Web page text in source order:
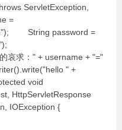
ServletException,
=
String password =
哀求：" + username + "="
" +
void
HttpServletResponse
IOException {